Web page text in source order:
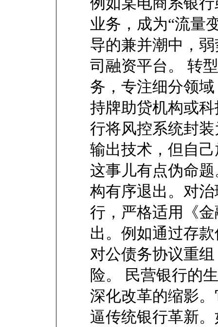
业务，成为“流量
导的兼并潮中，
司融资平台。 转
务，专注细分领
持牌助贷机构或
行将风控系统封装
输出技术，但自
这事儿有点伪命
构有序退出。对
行，严格适用《
出。例如通过存
对公债务协议重
险。 民营银行的
深化改革的缩影
逼传统银行革新